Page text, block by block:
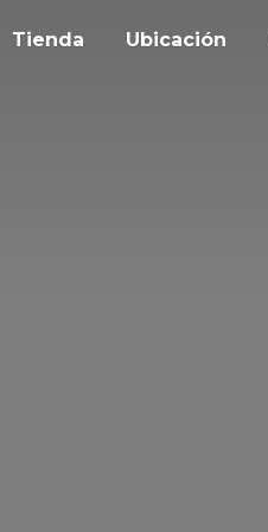
Tienda Ubicación